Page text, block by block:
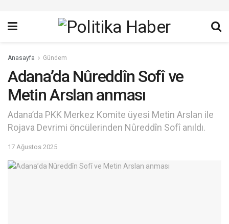
Anasayfa Gündem
Adana’da Nûreddîn Sofî ve
Metin Arslan anması
Adana’da PKK Merkez Komite üyesi Metin Arslan ile
Rojava Devrimi öncülerinden Nûreddîn Sofî anıldı.
17 Ağustos 2025